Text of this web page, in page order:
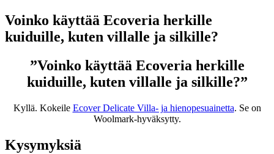
Voinko käyttää Ecoveria herkille
kuiduille, kuten villalle ja silkille?
”Voinko käyttää Ecoveria herkille
kuiduille, kuten villalle ja silkille?”
Kyllä. Kokeile Ecover Delicate Villa- ja hienopesuainetta. Se on
Woolmark-hyväksytty.
Kysymyksiä